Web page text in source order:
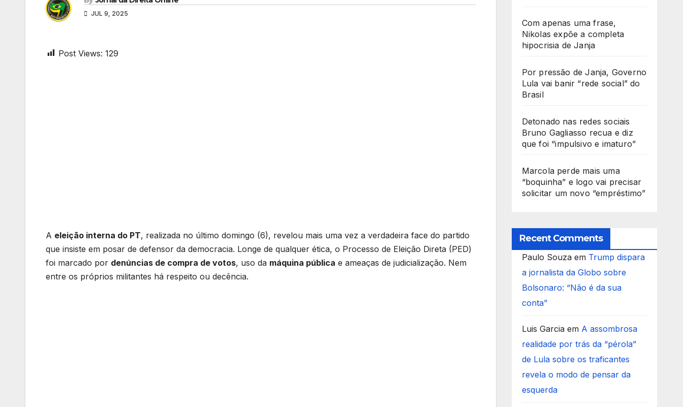
JUL 9, 2025
Post Views: 129
A eleição interna do PT, realizada no último domingo (6), revelou mais uma vez a verdadeira face do partido
que insiste em posar de defensor da democracia. Longe de qualquer ética, o Processo de Eleição Direta (PED)
foi marcado por denúncias de compra de votos, uso da máquina pública e ameaças de judicialização. Nem
entre os próprios militantes há respeito ou decência.
Com apenas uma frase,
Nikolas expõe a completa
hipocrisia de Janja
Por pressão de Janja, Governo
Lula vai banir “rede social” do
Brasil
Detonado nas redes sociais
Bruno Gagliasso recua e diz
que foi “impulsivo e imaturo”
Marcola perde mais uma
“boquinha” e logo vai precisar
solicitar um novo “empréstimo”
Recent Comments
Paulo Souzaem Trump dispara
a jornalista da Globo sobre
Bolsonaro: “Não é da sua
conta”
Luis Garciaem A assombrosa
realidade por trás da “pérola”
de Lula sobre os traficantes
revela o modo de pensar da
esquerda